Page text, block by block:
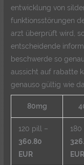
entwicklung von
funktionsstörungen
arzt überprüft wird,
entscheidende
beschwerde so
aussicht auf rabatte
genauso gültig wie
80mg
120 pill –
360.80
EUR
EUR